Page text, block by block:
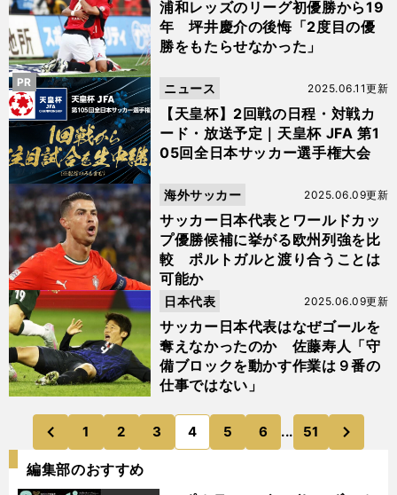
浦和レッズのリーグ初優勝から19
年 坪井慶介の後悔「2度目の優
勝をもたらせなかった」
【天皇杯】2回戦の日程・対戦カ
ード・放送予定｜天皇杯 JFA 第1
05回全日本サッカー選手権大会
2025.06.11更新
ニュース
PR
サッカー日本代表とワールドカッ
プ優勝候補に挙がる欧州列強を比
較 ポルトガルと渡り合うことは
可能か
2025.06.09更新
海外サッカー
サッカー日本代表はなぜゴールを
奪えなかったのか 佐藤寿人「守
備ブロックを動かす作業は９番の
仕事ではない」
2025.06.09更新
日本代表
前
のページへ
1 2 3 4 5 6 ... 51
編集部のおすすめ